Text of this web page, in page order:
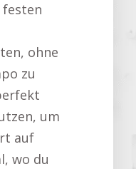
festen
ohne
zu
um
auf
wo du